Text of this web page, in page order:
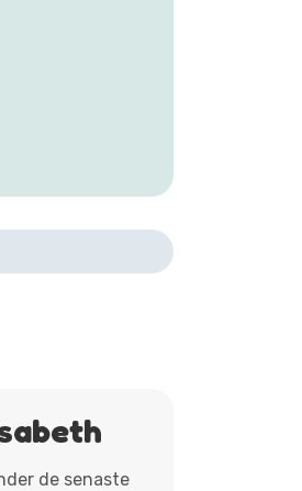
de senaste